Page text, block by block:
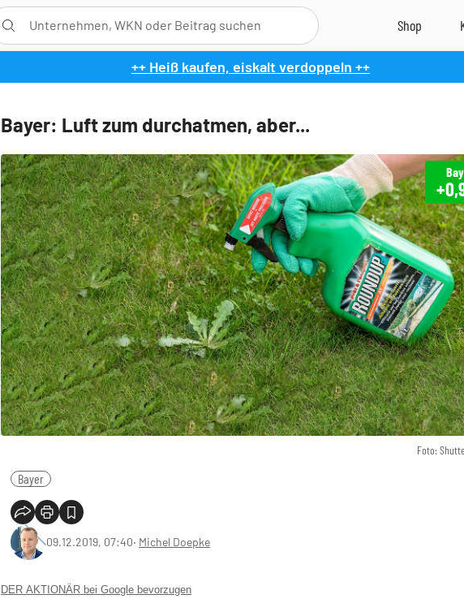
++ Heiß kaufen, eiskalt verdoppeln ++
Bayer: Luft zum durchatmen, aber...
Foto:
Bayer
09.12.2019, 07:40‧ Michel Doepke
DER AKTIONÄR bei Google bevorzugen